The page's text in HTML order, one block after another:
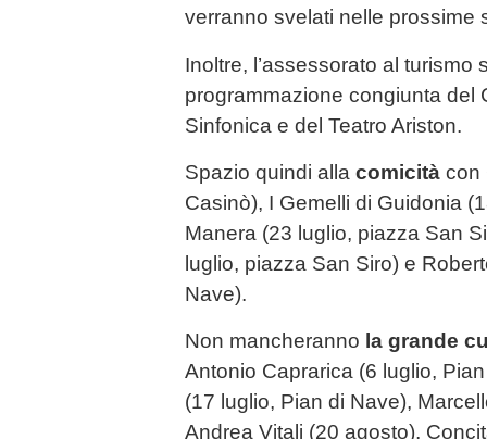
verranno svelati nelle prossime
Inoltre, l’assessorato al turismo
programmazione congiunta del
Sinfonica e del Teatro Ariston.
Spazio quindi alla comicità con
Casinò), I Gemelli di Guidonia
Manera (23 luglio, piazza San
luglio, piazza San Siro) e
Nave).
Non mancheranno la grande
Antonio Caprarica (6 luglio,
(17 luglio, Pian di Nave),
Andrea Vitali (20 agosto),